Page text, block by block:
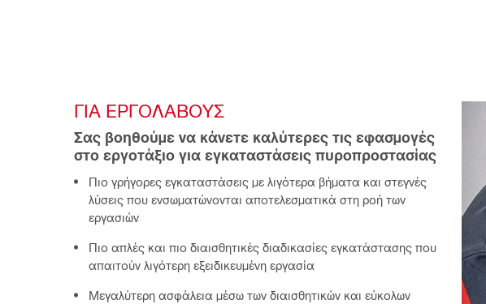
ΓΙΑ ΕΡΓΟΛΆΒΟΥΣ
Σας βοηθούμε να κάνετε καλύτερες τις εφασμογές
στο εργοτάξιο για εγκαταστάσεις πυροπροστασίας
Πιο γρήγορες εγκαταστάσεις με λιγότερα βήματα και στεγνές
λύσεις που ενσωματώνονται αποτελεσματικά στη ροή των
εργασιών
Πιο απλές και πιο διαισθητικές διαδικασίες εγκατάστασης που
απαιτούν λιγότερη εξειδικευμένη εργασία
Μεγαλύτερη ασφάλεια μέσω των διαισθητικών και εύκολων